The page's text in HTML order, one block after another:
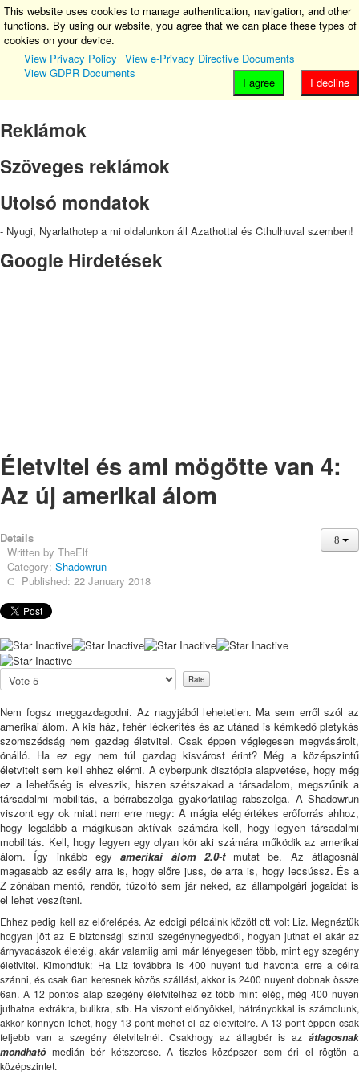
Main Menu
GDPR
Home
Reklámok
Szöveges reklámok
Utolsó mondatok
- Nyugi, Nyarlathotep a mi oldalunkon áll Azathottal és Cthulhuval szemben!
Google Hirdetések
Életvitel és ami mögötte van 4:
Az új amerikai álom
Details
Written by TheElf
Category: Shadowrun
Published: 22 January 2018
Please
Rate
Nem fogsz meggazdagodni. Az nagyjából lehetetlen. Ma sem erről szól az
amerikai álom. A kis ház, fehér léckerítés és az utánad is kémkedő pletykás
szomszédság nem gazdag életvitel. Csak éppen véglegesen megvásárolt,
önálló. Ha ez egy nem túl gazdag kisvárost érint? Még a középszintű
életvitelt sem kell ehhez elérni. A cyberpunk disztópia alapvetése, hogy még
ez a lehetőség is elveszik, hiszen szétszakad a társadalom, megszűnik a
társadalmi mobilitás, a bérrabszolga gyakorlatilag rabszolga. A Shadowrun
viszont egy ok miatt nem erre megy: A mágia elég értékes erőforrás ahhoz,
hogy legalább a mágikusan aktívak számára kell, hogy legyen társadalmi
mobilitás. Kell, hogy legyen egy olyan kör aki számára működik az amerikai
álom. Így inkább egyamerikai álom 2.0-t mutat be. Az átlagosnál
magasabb az esély arra is, hogy előre juss, de arra is, hogy lecsússz. És a
Z zónában mentő, rendőr, tűzoltó sem jár neked, az állampolgári jogaidat is
el lehet veszíteni.
Ehhez pedig kell az előrelépés. Az eddigi példáink között ott volt Liz. Megnéztük
hogyan jött az E biztonsági szintű szegénynegyedből, hogyan juthat el akár az
árnyvadászok életéig, akár valamiig ami már lényegesen több, mint egy szegény
életivltel. Kimondtuk: Ha Liz továbbra is 400 nuyent tud havonta erre a célra
szánni, és csak 6an keresnek közös szállást, akkor is 2400 nuyent dobnak össze
6an. A 12 pontos alap szegény életvitelhez ez több mint elég, még 400 nuyen
juthatna extrákra, bulikra, stb. Ha viszont előnyökkel, hátrányokkal is számolunk,
akkor könnyen lehet, hogy 13 pont mehet el az életvitelre. A 13 pont éppen csak
feljebb van a szegény életvitelnél. Csakhogy az átlagbér is az átlagosnak
mondhatómedián bér kétszerese. A tisztes középszer sem éri el rögtön a
középszintet.
This website uses cookies to manage authentication, navigation, and other
functions. By using our website, you agree that we can place these types of
cookies on your device.
View Privacy Policy View e-Privacy Directive Documents
View GDPR Documents
I decline
I agree